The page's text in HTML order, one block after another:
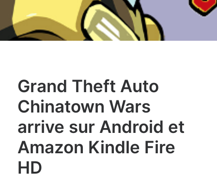
Grand Theft Auto
Chinatown Wars
arrive sur Android et
Amazon Kindle Fire
HD